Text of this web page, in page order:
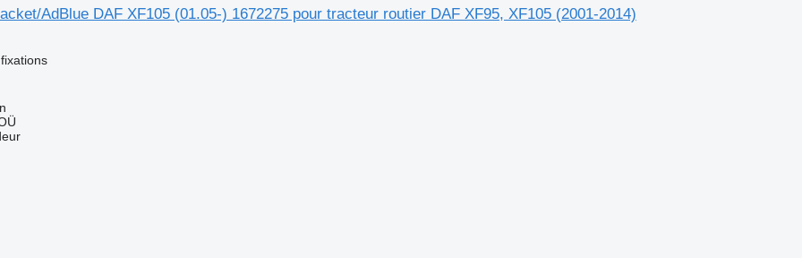
AdBlue DAF XF105 (01.05-) 1672275 pour tracteur routier DAF XF95, XF105 (2001-2014)